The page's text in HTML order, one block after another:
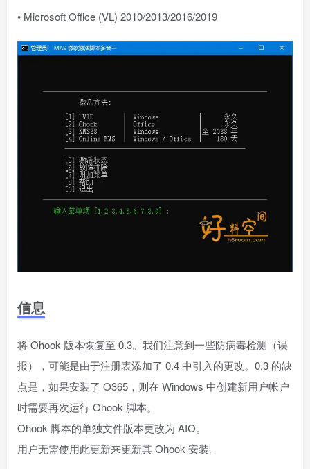
• Microsoft Office (VL) 2010/2013/2016/2019
信息
将 Ohook 版本恢复至 0.3。我们注意到一些防病毒检测（误
报），可能是由于注册表添加了 0.4 中引入的更改。0.3 的缺
点是，如果安装了 O365，则在 Windows 中创建新用户帐户
时需要再次运行 Ohook 脚本。
Ohook 脚本的单独文件版本更改为 AIO。
用户无需使用此更新来更新其 Ohook 安装。